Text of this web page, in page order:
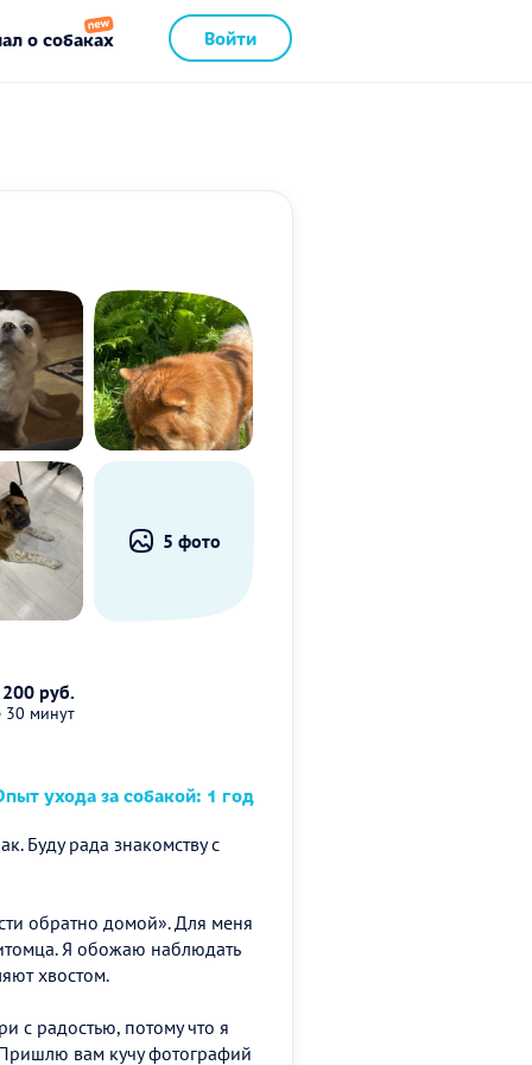
Войти
о собаках
5 фото
200 руб.
30 минут
ухода за собакой: 1 год
Буду рада знакомству с
обратно домой». Для меня
Я обожаю наблюдать
хвостом.
с радостью, потому что я
вам кучу фотографий